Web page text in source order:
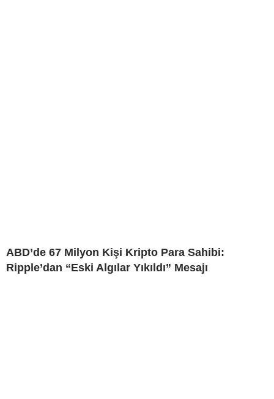
ABD’de 67 Milyon Kişi Kripto Para Sahibi:
Ripple’dan “Eski Algılar Yıkıldı” Mesajı